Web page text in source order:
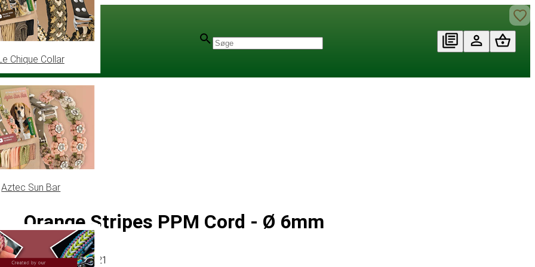
Chique Collar
Aztec Sun Bar
Orange Stripes PPM Cord - Ø 6mm
Artikel# MT010821